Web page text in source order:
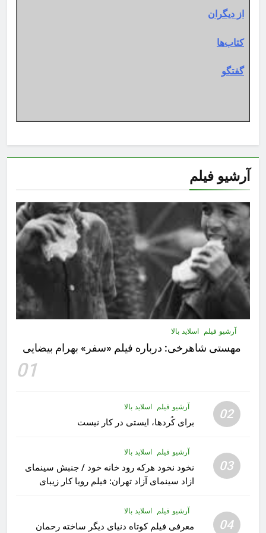
از دیگران
کتاب‌ها
گفتگو
آرشیو فیلم
آرشیو فیلم اسلاید بالا
مهستى شاهرخى:‌ درباره فيلم «سفر» بهرام بیضایی
01
02 آرشیو فیلم اسلاید بالا
برای کُردها، ایستی در کار نیست
03
آرشیو فیلم اسلاید بالا
نخود نخود هرکه رود خانه خود / جنبش سینمای
ازاد سینمای آزاد تهران: فیلم رویا کار زیبای
04
آرشیو فیلم اسلاید بالا
معرفی فیلم کوتاه دنیای دیگر ساخته رحمان